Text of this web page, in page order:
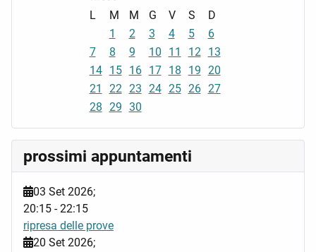
L M M G V S
D
1
2 3 4 5
6
7
8 9 10 11 12
13
14
15 16 17 18 19 20
21
22 23 24 25 26 27
28 29 30
prossimi appuntamenti
03 Set 2026;
20:15 -22:15
ripresa delle prove
20 Set 2026;